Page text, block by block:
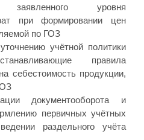
заявленного уровня
при формировании цен
по ГОЗ
учётной политики
правила
себестоимость продукции,
документооборота и
первичных учётных
раздельного учёта